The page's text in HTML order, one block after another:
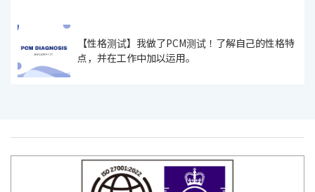
【性格测试】我做了PCM测试！了解自己的性格特
点，并在工作中加以运用。